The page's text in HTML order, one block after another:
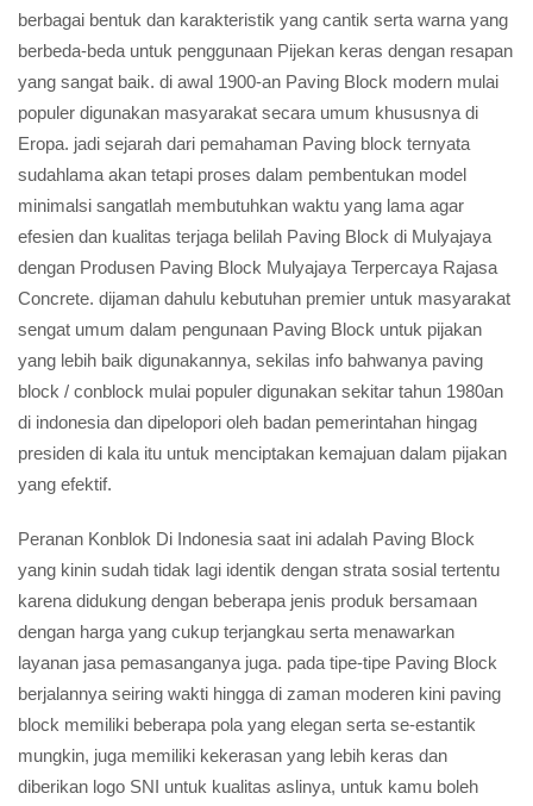
berbagai bentuk dan karakteristik yang cantik serta warna yang
berbeda-beda untuk penggunaan Pijekan keras dengan resapan
yang sangat baik. di awal 1900-an Paving Block modern mulai
populer digunakan masyarakat secara umum khususnya di
Eropa. jadi sejarah dari pemahaman Paving block ternyata
sudahlama akan tetapi proses dalam pembentukan model
minimalsi sangatlah membutuhkan waktu yang lama agar
efesien dan kualitas terjaga belilah Paving Block di Mulyajaya
dengan Produsen Paving Block Mulyajaya Terpercaya Rajasa
Concrete. dijaman dahulu kebutuhan premier untuk masyarakat
sengat umum dalam pengunaan Paving Block untuk pijakan
yang lebih baik digunakannya, sekilas info bahwanya paving
block / conblock mulai populer digunakan sekitar tahun 1980an
di indonesia dan dipelopori oleh badan pemerintahan hingag
presiden di kala itu untuk menciptakan kemajuan dalam pijakan
yang efektif.
Peranan Konblok Di Indonesia saat ini adalah Paving Block
yang kinin sudah tidak lagi identik dengan strata sosial tertentu
karena didukung dengan beberapa jenis produk bersamaan
dengan harga yang cukup terjangkau serta menawarkan
layanan jasa pemasanganya juga. pada tipe-tipe Paving Block
berjalannya seiring wakti hingga di zaman moderen kini paving
block memiliki beberapa pola yang elegan serta se-estantik
mungkin, juga memiliki kekerasan yang lebih keras dan
diberikan logo SNI untuk kualitas aslinya, untuk kamu boleh